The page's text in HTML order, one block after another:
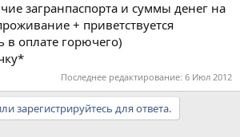
загранпаспорта и суммы денег на
+ приветствуется
оплате горючего)
Последнее редактирование: 6 Июл 2012
зарегистрируйтесь для ответа.